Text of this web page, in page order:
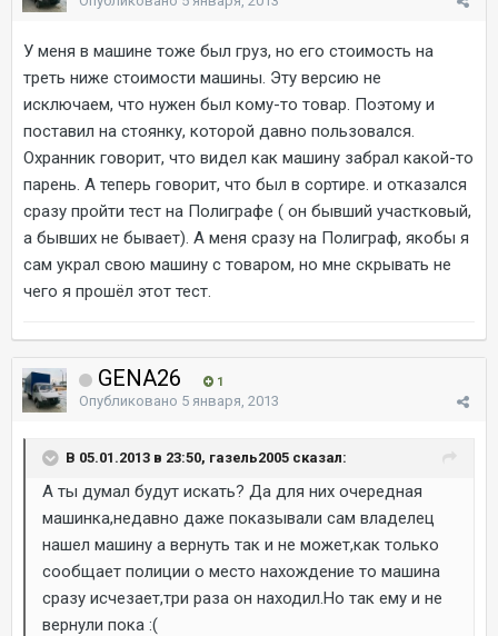
У меня в машине тоже был груз, но его стоимость на
треть ниже стоимости машины. Эту версию не
исключаем, что нужен был кому-то товар. Поэтому и
поставил на стоянку, которой давно пользовался.
Охранник говорит, что видел как машину забрал какой-то
парень. А теперь говорит, что был в сортире. и отказался
сразу пройти тест на Полиграфе ( он бывший участковый,
а бывших не бывает). А меня сразу на Полиграф, якобы я
сам украл свою машину с товаром, но мне скрывать не
чего я прошёл этот тест.
GENA26 1
Опубликовано 5 января, 2013
В 05.01.2013 в 23:50, газель2005 сказал:
А ты думал будут искать? Да для них очередная
машинка,недавно даже показывали сам владелец
нашел машину а вернуть так и не может,как только
сообщает полиции о место нахождение то машина
сразу исчезает,три раза он находил.Но так ему и не
вернули пока :(